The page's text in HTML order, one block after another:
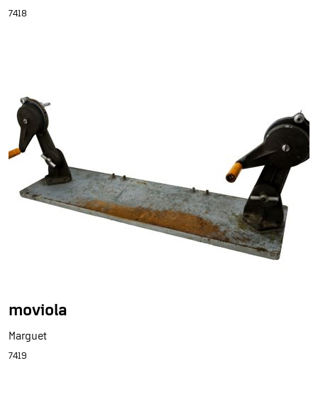
7418
moviola
Marguet
7419